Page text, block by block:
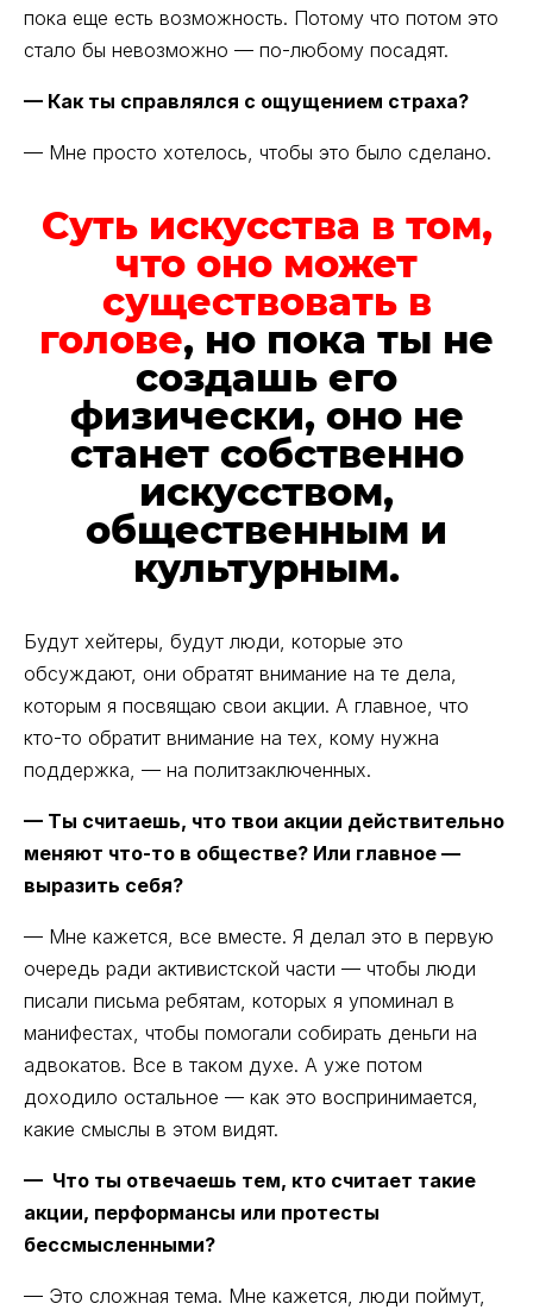
пока еще есть возможность. Потому что потом это
стало бы невозможно — по-любому посадят.
— Как ты справлялся с ощущением страха?
— Мне просто хотелось, чтобы это было сделано.
Суть искусства в том,
что оно может
существовать в
голове, но пока ты не
создашь его
физически, оно не
станет собственно
искусством,
общественным и
культурным.
Будут хейтеры, будут люди, которые это
обсуждают, они обратят внимание на те дела,
которым я посвящаю свои акции. А главное, что
кто-то обратит внимание на тех, кому нужна
поддержка, — на политзаключенных.
— Ты считаешь, что твои акции действительно
меняют что-то в обществе? Или главное —
выразить себя?
— Мне кажется, все вместе. Я делал это в первую
очередь ради активистской части — чтобы люди
писали письма ребятам, которых я упоминал в
манифестах, чтобы помогали собирать деньги на
адвокатов. Все в таком духе. А уже потом
доходило остальное — как это воспринимается,
какие смыслы в этом видят.
— Что ты отвечаешь тем, кто считает такие
акции, перформансы или протесты
бессмысленными?
— Это сложная тема. Мне кажется, люди поймут,